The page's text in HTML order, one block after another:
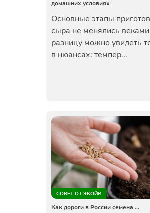
домашних условиях
Основные этапы
сыра не менялись
разницу можно увидеть
в нюансах: темпер...
СОВЕТ ОТ ЭКОЙИ
Как дороги в России семена …